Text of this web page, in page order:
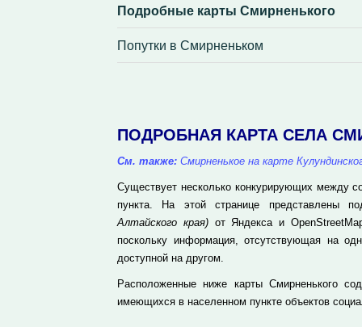
Подробные карты Смирненького
Попутки в Смирненьком
ПОДРОБНАЯ КАРТА СЕЛА
См. также: Смирненькое на карте
Существует несколько конкурирующих между
пункта. На этой странице представлены
Алтайского края)от Яндекса и
поскольку информация, отсутствующая на
доступной на другом.
Расположенные ниже карты Смирненького
имеющихся в населенном пункте объектов